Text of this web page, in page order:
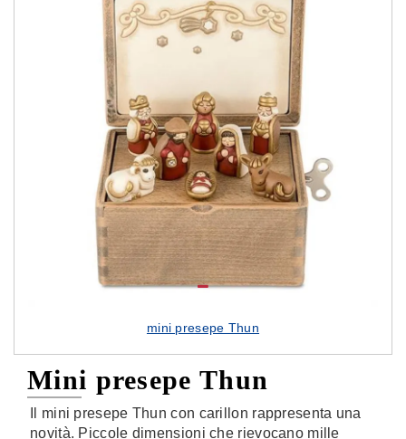
mini presepe Thun
Mini presepe Thun
Il mini presepe Thun con carillon rappresenta una
novità. Piccole dimensioni che rievocano mille